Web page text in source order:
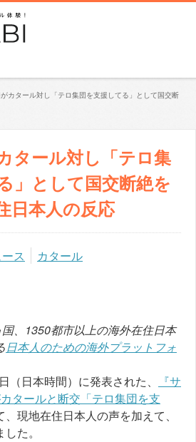
カタール対し「テロ集団を支援してる」として国交断
タール対し「テロ集
」として国交断絶を
日本人の反応
ス カタール
、1350都市以上の海外在住日本
日本人のための海外プラットフォ
（日本時間）に発表された、
『サ
タールと断交「テロ集団を支
、現地在住日本人の声を加えて、
た。